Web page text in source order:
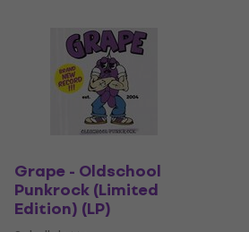
Grape - Oldschool
Punkrock (Limited
Edition) (LP)